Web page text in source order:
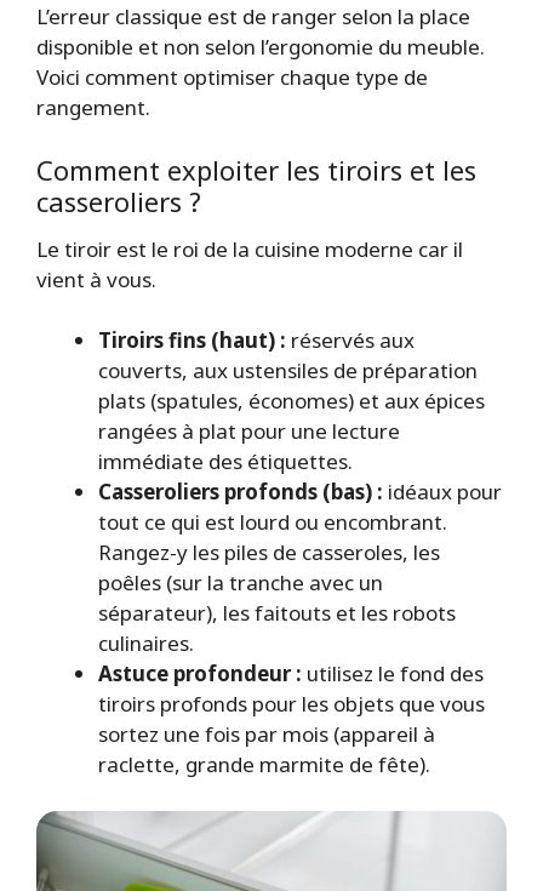
L’erreur classique est de ranger selon la place
disponible et non selon l’ergonomie du meuble.
Voici comment optimiser chaque type de
rangement.
Comment exploiter les tiroirs et les
casseroliers ?
Le tiroir est le roi de la cuisine moderne car il
vient à vous.
Tiroirs fins (haut) : réservés aux
couverts, aux ustensiles de préparation
plats (spatules, économes) et aux épices
rangées à plat pour une lecture
immédiate des étiquettes.
Casseroliers profonds (bas) : idéaux pour
tout ce qui est lourd ou encombrant.
Rangez-y les piles de casseroles, les
poêles (sur la tranche avec un
séparateur), les faitouts et les robots
culinaires.
Astuce profondeur : utilisez le fond des
tiroirs profonds pour les objets que vous
sortez une fois par mois (appareil à
raclette, grande marmite de fête).